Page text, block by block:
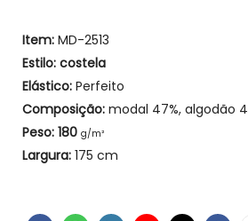
Item: MD-2513
Estilo: costela
Elástico: Perfeito
Composição: modal 47%, algodão
Peso: 180 g/m²
Largura: 175 cm